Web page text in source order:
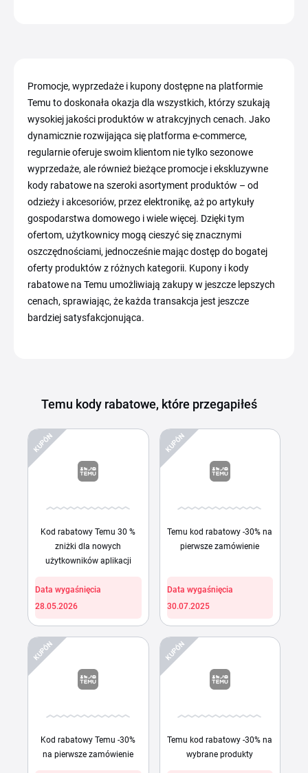
Promocje, wyprzedaże i kupony dostępne na platformie
Temu to doskonała okazja dla wszystkich, którzy szukają
wysokiej jakości produktów w atrakcyjnych cenach. Jako
dynamicznie rozwijająca się platforma e-commerce,
regularnie oferuje swoim klientom nie tylko sezonowe
wyprzedaże, ale również bieżące promocje i ekskluzywne
kody rabatowe na szeroki asortyment produktów – od
odzieży i akcesoriów, przez elektronikę, aż po artykuły
gospodarstwa domowego i wiele więcej. Dzięki tym
ofertom, użytkownicy mogą cieszyć się znacznymi
oszczędnościami, jednocześnie mając dostęp do bogatej
oferty produktów z różnych kategorii. Kupony i kody
rabatowe na Temu umożliwiają zakupy w jeszcze lepszych
cenach, sprawiając, że każda transakcja jest jeszcze
bardziej satysfakcjonująca.
Temu kody rabatowe, które przegapiłeś
KUPÓN
Kod rabatowy Temu 30 %
zniżki dla nowych
użytkowników aplikacji
Data wygaśnięcia
28.05.2026
KUPÓN
Temu kod rabatowy -30% na
pierwsze zamówienie
Data wygaśnięcia
30.07.2025
KUPÓN
Kod rabatowy Temu -30%
na pierwsze zamówienie
KUPÓN
Temu kod rabatowy -30% na
wybrane produkty